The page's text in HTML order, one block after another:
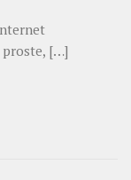
proste, […]